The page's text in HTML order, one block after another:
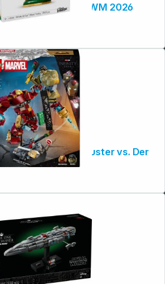
WM 2026
Hulkbuster vs. Der
Sie uns auf